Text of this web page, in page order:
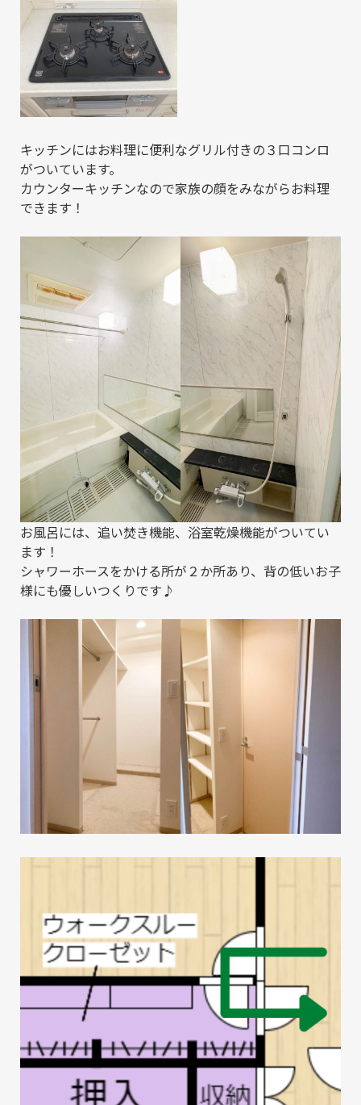
キッチンにはお料理に便利なグリル付きの３口コンロ
がついています。
カウンターキッチンなので家族の顔をみながらお料理
できます！
お風呂には、追い焚き機能、浴室乾燥機能がついてい
ます！
シャワーホースをかける所が２か所あり、背の低いお子
様にも優しいつくりです♪